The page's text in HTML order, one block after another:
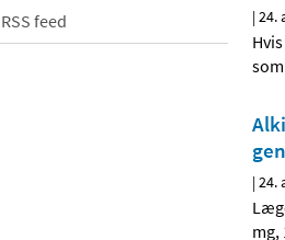
RSS feed |24.
|24.
mg,